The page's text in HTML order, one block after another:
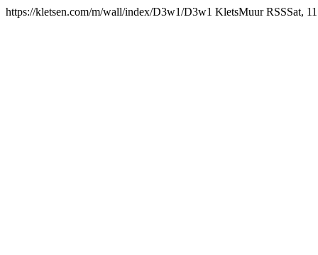
https://kletsen.com/m/wall/index/D3w1/D3w1 KletsMuur RSSSat,